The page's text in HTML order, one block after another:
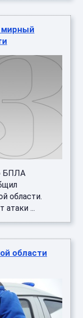
мирный
БПЛА
области.
атаки ...
области